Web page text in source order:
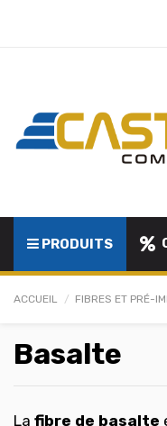
PRODUITS
ACCUEIL FIBRES ET PRÉ-
Basalte
La fibre de basalte